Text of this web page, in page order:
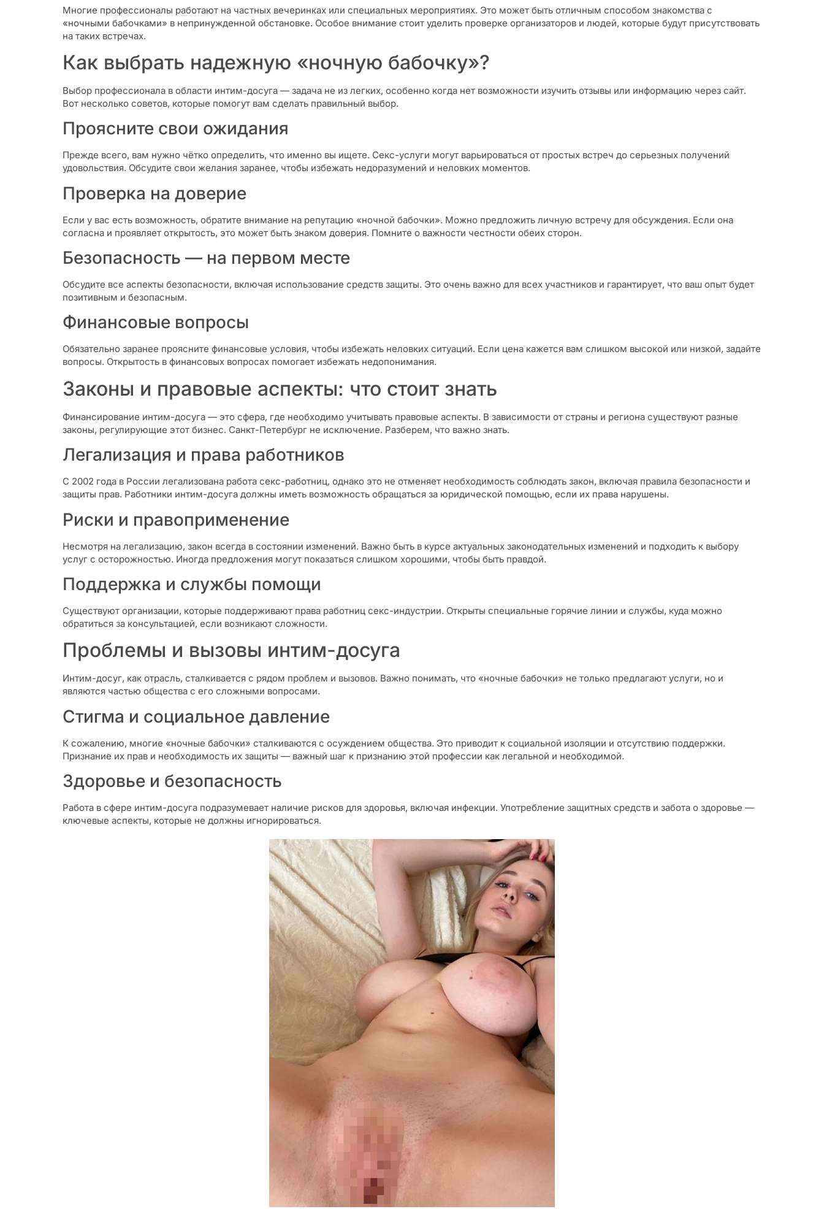
Многие профессионалы работают на частных вечеринках или специальных мероприятиях. Это может быть отличным способом знакомства с
«ночными бабочками» в непринужденной обстановке. Особое внимание стоит уделить проверке организаторов и людей, которые будут присутствовать
на таких встречах.
Как выбрать надежную «ночную бабочку»?
Выбор профессионала в области интим-досуга — задача не из легких, особенно когда нет возможности изучить отзывы или информацию через сайт.
Вот несколько советов, которые помогут вам сделать правильный выбор.
Проясните свои ожидания
Прежде всего, вам нужно чётко определить, что именно вы ищете. Секс-услуги могут варьироваться от простых встреч до серьезных получений
удовольствия. Обсудите свои желания заранее, чтобы избежать недоразумений и неловких моментов.
Проверка на доверие
Если у вас есть возможность, обратите внимание на репутацию «ночной бабочки». Можно предложить личную встречу для обсуждения. Если она
согласна и проявляет открытость, это может быть знаком доверия. Помните о важности честности обеих сторон.
Безопасность — на первом месте
Обсудите все аспекты безопасности, включая использование средств защиты. Это очень важно для всех участников и гарантирует, что ваш опыт будет
позитивным и безопасным.
Финансовые вопросы
Обязательно заранее проясните финансовые условия, чтобы избежать неловких ситуаций. Если цена кажется вам слишком высокой или низкой, задайте
вопросы. Открытость в финансовых вопросах помогает избежать недопонимания.
Законы и правовые аспекты: что стоит знать
Финансирование интим-досуга — это сфера, где необходимо учитывать правовые аспекты. В зависимости от страны и региона существуют разные
законы, регулирующие этот бизнес. Санкт-Петербург не исключение. Разберем, что важно знать.
Легализация и права работников
С 2002 года в России легализована работа секс-работниц, однако это не отменяет необходимость соблюдать закон, включая правила безопасности и
защиты прав. Работники интим-досуга должны иметь возможность обращаться за юридической помощью, если их права нарушены.
Риски и правоприменение
Несмотря на легализацию, закон всегда в состоянии изменений. Важно быть в курсе актуальных законодательных изменений и подходить к выбору
услуг с осторожностью. Иногда предложения могут показаться слишком хорошими, чтобы быть правдой.
Поддержка и службы помощи
Существуют организации, которые поддерживают права работниц секс-индустрии. Открыты специальные горячие линии и службы, куда можно
обратиться за консультацией, если возникают сложности.
Проблемы и вызовы интим-досуга
Интим-досуг, как отрасль, сталкивается с рядом проблем и вызовов. Важно понимать, что «ночные бабочки» не только предлагают услуги, но и
являются частью общества с его сложными вопросами.
Стигма и социальное давление
К сожалению, многие «ночные бабочки» сталкиваются с осуждением общества. Это приводит к социальной изоляции и отсутствию поддержки.
Признание их прав и необходимость их защиты — важный шаг к признанию этой профессии как легальной и необходимой.
Здоровье и безопасность
Работа в сфере интим-досуга подразумевает наличие рисков для здоровья, включая инфекции. Употребление защитных средств и забота о здоровье —
ключевые аспекты, которые не должны игнорироваться.